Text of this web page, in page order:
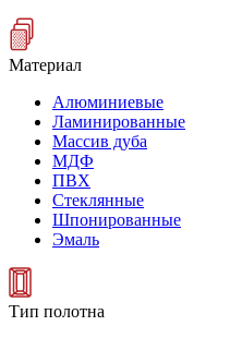
Материал
Алюминиевые
Ламинированные
Массив дуба
МДФ
ПВХ
Стеклянные
Шпонированные
Эмаль
Тип полотна